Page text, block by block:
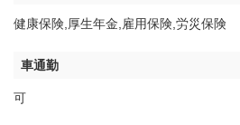
健康保険,厚生年金,雇用保険,労災保険
車通勤
可